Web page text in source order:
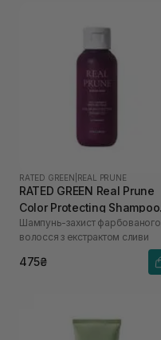
RATED GREEN REAL PRUNE
RATED GREEN Real Prune
Color Protecting Shampoo
100 мл
Шампунь-захист фарбованого
волосся з екстрактом сливи
475₴